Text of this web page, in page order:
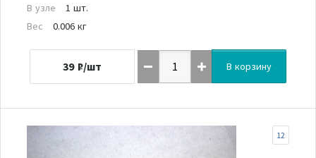
В узле
1 шт.
Вес
0.006 кг
39 ₽/шт В корзину
12